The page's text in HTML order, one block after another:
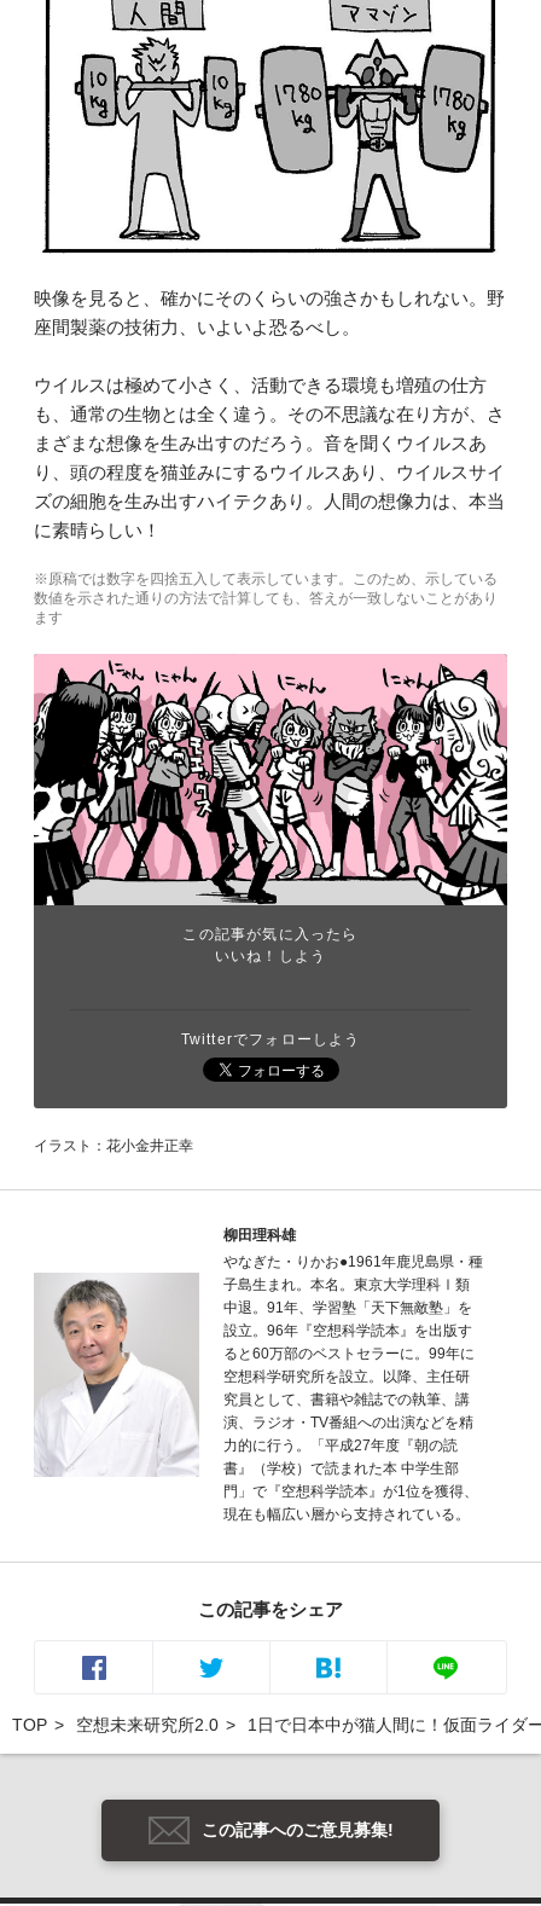
映像を見ると、確かにそのくらいの強さかもしれない。野
座間製薬の技術力、いよいよ恐るべし。
ウイルスは極めて小さく、活動できる環境も増殖の仕方
も、通常の生物とは全く違う。その不思議な在り方が、さ
まざまな想像を生み出すのだろう。音を聞くウイルスあ
り、頭の程度を猫並みにするウイルスあり、ウイルスサイ
ズの細胞を生み出すハイテクあり。人間の想像力は、本当
に素晴らしい！
※原稿では数字を四捨五入して表示しています。このため、示している
数値を示された通りの方法で計算しても、答えが一致しないことがあり
ます
この記事が気に入ったら
いいね！しよう
Twitterでフォローしよう
イラスト：花小金井正幸
柳田理科雄
やなぎた・りかお●1961年鹿児島県・種
子島生まれ。本名。東京大学理科Ⅰ類
中退。91年、学習塾「天下無敵塾」を
設立。96年『空想科学読本』を出版す
ると60万部のベストセラーに。99年に
空想科学研究所を設立。以降、主任研
究員として、書籍や雑誌での執筆、講
演、ラジオ・TV番組への出演などを精
力的に行う。「平成27年度『朝の読
書』（学校）で読まれた本 中学生部
門」で『空想科学読本』が1位を獲得、
現在も幅広い層から支持されている。
この記事をシェア
TOP 空想未来研究所2.0 1日で日本中が猫人間に！仮面ライダ
この記事へのご意見募集!